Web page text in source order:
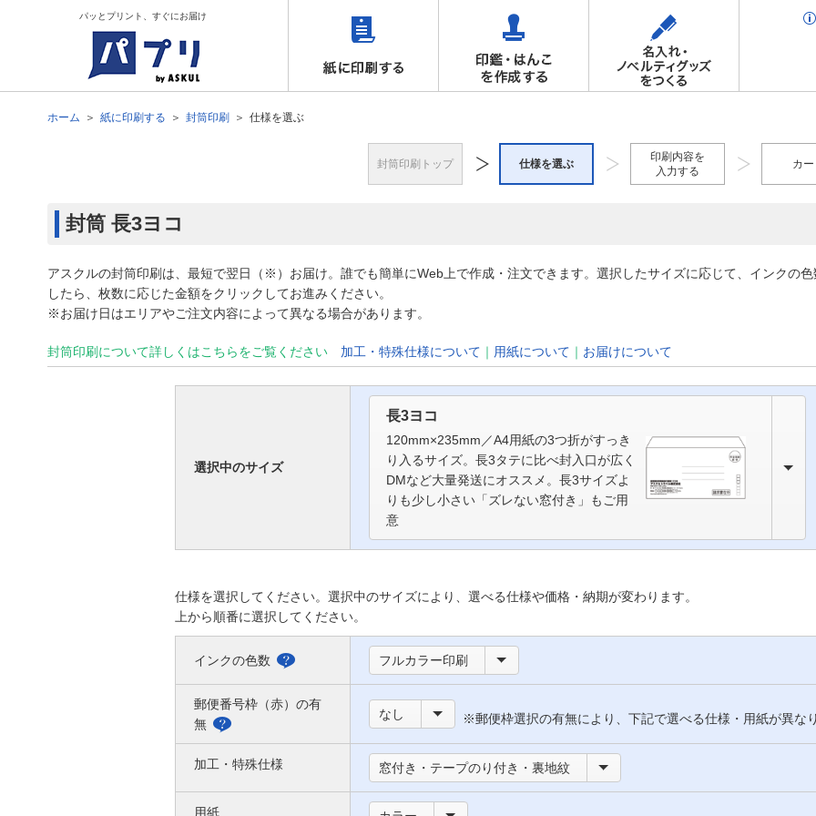
パッとプリント、すぐにお届け
ホーム 紙に印刷する 封筒印刷 仕様を選ぶ
封筒印刷トップ 仕様を選ぶ
印刷内容を
入力する
カ
封筒 長3ヨコ
アスクルの封筒印刷は、最短で翌日（※）お届け。誰でも簡単にWeb上で作成・注文できます。選択したサイズに応じて、インクの
したら、枚数に応じた金額をクリックしてお進みください。
※お届け日はエリアやご注文内容によって異なる場合があります。
封筒印刷について詳しくはこちらをご覧ください 加工・特殊仕様について ｜ 用紙について ｜ お届けについて
選択中のサイズ
長3ヨコ
120mm×235mm／A4用紙の3つ折がすっき
り入るサイズ。長3タテに比べ封入口が広く
DMなど大量発送にオススメ。長3サイズよ
りも少し小さい「ズレない窓付き」もご用
意
仕様を選択してください。選択中のサイズにより、選べる仕様や価格・納期が変わります。
上から順番に選択してください。
インクの色数
べ
フルカラー印刷
郵便番号枠（赤）の有
無
便
番
なし ※郵便枠選択の有無により、下記で選べる仕様・用紙が異な
加工・特殊仕様 窓付き・テープのり付き・裏地紋
用紙